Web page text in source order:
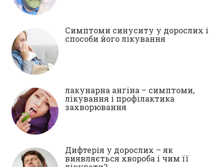
Симптоми синуситу у дорослих і
способи його лікування
лакунарна ангіна – симптоми,
лікування і профілактика
захворювання
Дифтерія у дорослих – як
виявляється хвороба і чим її